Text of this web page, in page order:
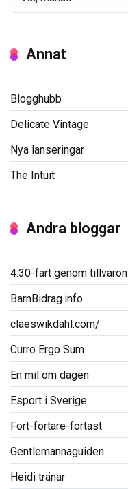
Annat
Blogghubb
Delicate Vintage
Nya lanseringar
The Intuit
Andra bloggar
4:30-fart genom tillvaron
BarnBidrag.info
claeswikdahl.com/
Curro Ergo Sum
En mil om dagen
Esport i Sverige
Fort-fortare-fortast
Gentlemannaguiden
Heidi tränar